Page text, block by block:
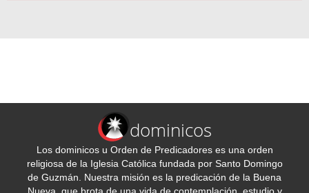
dominicos
Los dominicos u Orden de Predicadores es una orden
religiosa de la Iglesia Católica fundada por Santo Domingo
de Guzmán. Nuestra misión es la predicación de la Buena